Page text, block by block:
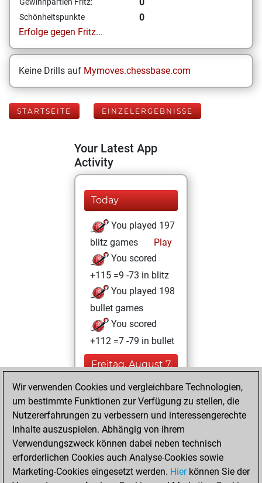
Schönheitspunkte
0
Erfolge gegen Fritz...
Keine Drills auf Mymoves.chessbase.com
STARTSEITE EINZELERGEBNISSE
Your Latest App
Activity
Today
You played 197
blitz games
Play
You scored
+115 =9 -73 in blitz
You played 198
bullet games
You scored
+112 =7 -79 in bullet
Freitag, August 7,
You played 5
slow games
Play
You scored +4
=0 -1 in slow games
Montag, August
Wir verwenden Cookies und vergleichbare Technologien,
um bestimmte Funktionen zur Verfügung zu stellen, die
Nutzererfahrungen zu verbessern und interessengerechte
Inhalte auszuspielen. Abhängig von ihrem
Verwendungszweck können dabei neben technisch
erforderlichen Cookies auch Analyse-Cookies sowie
Marketing-Cookies eingesetzt werden. Hierkönnen Sie der